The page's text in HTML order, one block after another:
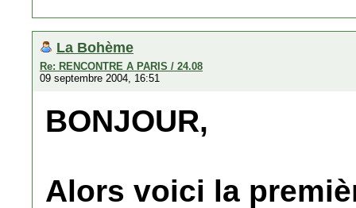
La Bohème
Re: RENCONTRE A PARIS / 24.08
09 septembre 2004, 16:51
BONJOUR,
Alors voici la